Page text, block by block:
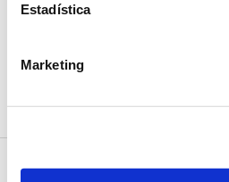
Estadística
Marketing
486,00€